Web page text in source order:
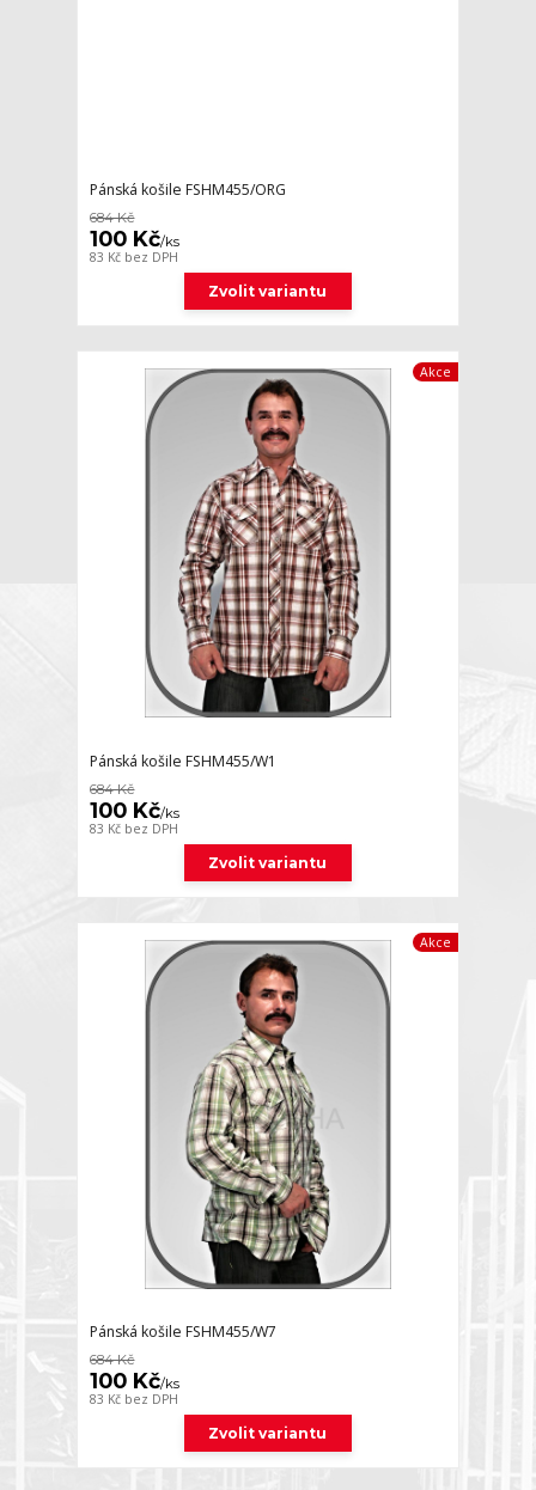
Pánská košile FSHM455/ORG
684 Kč
100 Kč/ks
83 Kč bez DPH
Zvolit variantu
Akce
Pánská košile FSHM455/W1
684 Kč
100 Kč/ks
83 Kč bez DPH
Zvolit variantu
Akce
Pánská košile FSHM455/W7
684 Kč
100 Kč/ks
83 Kč bez DPH
Zvolit variantu